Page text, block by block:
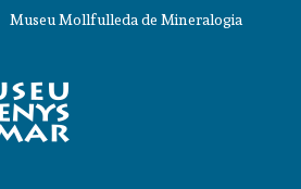
Museu Mollfulleda de Mineralogia